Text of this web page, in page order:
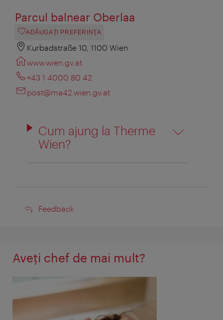
Parcul balnear Oberlaa
ADĂUGAȚI PREFERINŢA
Kurbadstraße 10, 1100 Wien
www.wien.gv.at
+43 1 4000 80 42
post@ma42.wien.gv.at
Cum ajung la Therme
Wien?
Feedback
Feedback
Aveţi chef de mai mult?